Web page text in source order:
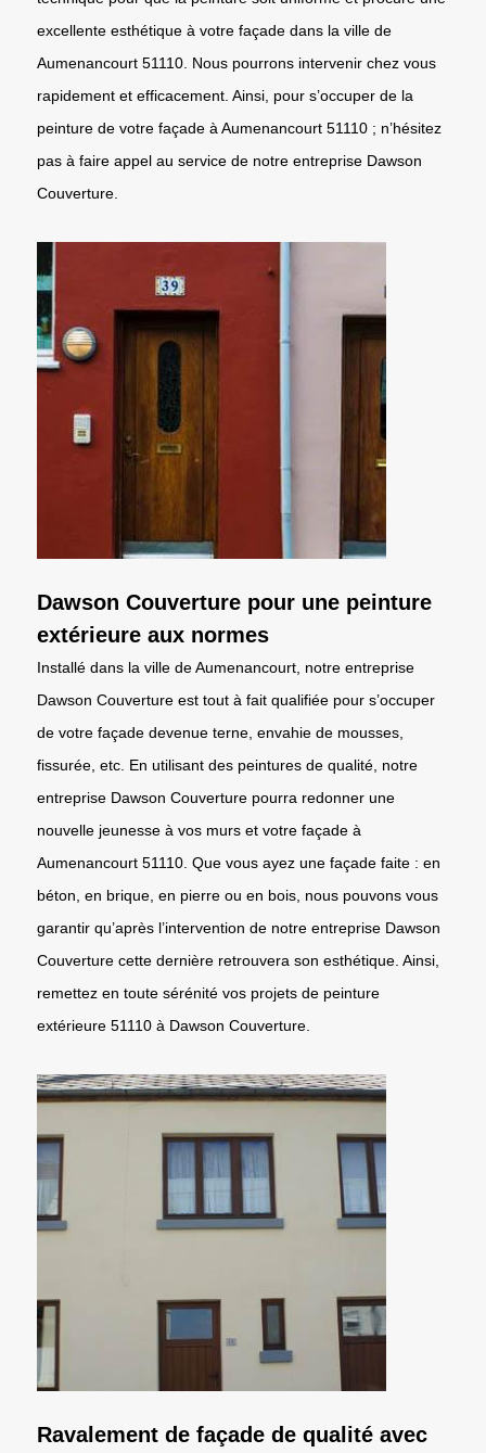
excellente esthétique à votre façade dans la ville de
Aumenancourt 51110. Nous pourrons intervenir chez vous
rapidement et efficacement. Ainsi, pour s’occuper de la
peinture de votre façade à Aumenancourt 51110 ; n’hésitez
pas à faire appel au service de notre entreprise Dawson
Couverture.
Dawson Couverture pour une peinture
extérieure aux normes
Installé dans la ville de Aumenancourt, notre entreprise
Dawson Couverture est tout à fait qualifiée pour s’occuper
de votre façade devenue terne, envahie de mousses,
fissurée, etc. En utilisant des peintures de qualité, notre
entreprise Dawson Couverture pourra redonner une
nouvelle jeunesse à vos murs et votre façade à
Aumenancourt 51110. Que vous ayez une façade faite : en
béton, en brique, en pierre ou en bois, nous pouvons vous
garantir qu’après l’intervention de notre entreprise Dawson
Couverture cette dernière retrouvera son esthétique. Ainsi,
remettez en toute sérénité vos projets de peinture
extérieure 51110 à Dawson Couverture.
Ravalement de façade de qualité avec